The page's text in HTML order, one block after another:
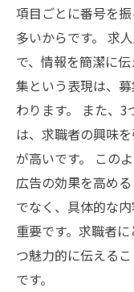
項目ごとに番号を
多いからです。 求
で、情報を簡潔に
集という表現は、
わります。 また、
は、求職者の興味
が高いです。 この
広告の効果を高め
でなく、具体的な
重要です。求職者
つ魅力的に伝える
です。